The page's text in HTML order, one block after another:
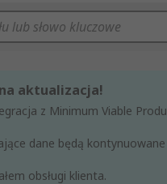
aktualizacja!
z Minimum Viable
dane będą
obsługi klienta.